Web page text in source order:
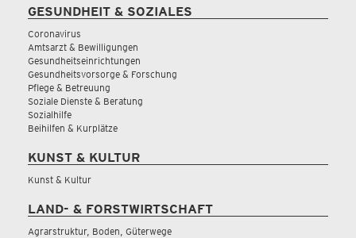
GESUNDHEIT & SOZIALES
Coronavirus
Amtsarzt & Bewilligungen
Gesundheitseinrichtungen
Gesundheitsvorsorge & Forschung
Pflege & Betreuung
Soziale Dienste & Beratung
Sozialhilfe
Beihilfen & Kurplätze
KUNST & KULTUR
Kunst & Kultur
LAND- & FORSTWIRTSCHAFT
Agrarstruktur, Boden, Güterwege